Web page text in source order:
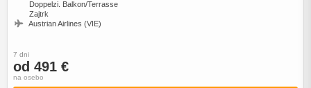
Doppelzi. Balkon/Terrasse
Zajtrk
Austrian Airlines (VIE)
7 dni
od 491 €
na osebo